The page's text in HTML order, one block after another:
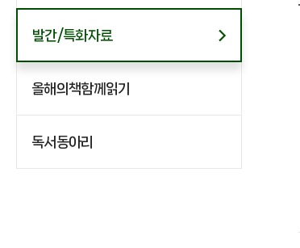
발간/특화자료
올해의책함께읽기
독서동아리